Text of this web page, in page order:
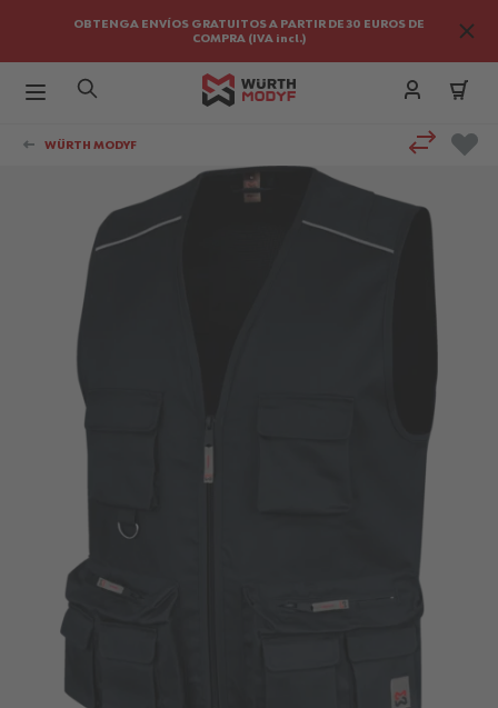
OBTENGA ENVÍOS GRATUITOS A PARTIR DE 30 EUROS DE
COMPRA (IVA incl.)
WÜRTH MODYF